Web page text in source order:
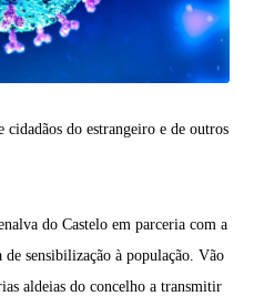
cidadãos do estrangeiro e de outros
do Castelo em parceria com a
sensibilização à população. Vão
aldeias do concelho a transmitir